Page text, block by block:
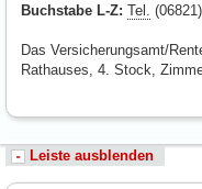
Buchstabe L-Z: Tel.
Das Versicherungsamt/
Rathauses, 4. Stock,
Leiste ausblenden